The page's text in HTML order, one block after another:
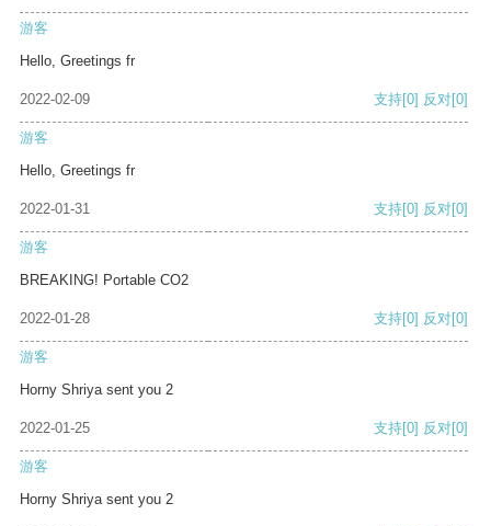
游客
Hello, Greetings fr
2022-02-09 支持[0] 反对[0]
游客
Hello, Greetings fr
2022-01-31 支持[0] 反对[0]
游客
BREAKING! Portable CO2
2022-01-28 支持[0] 反对[0]
游客
Horny Shriya sent you 2
2022-01-25 支持[0] 反对[0]
游客
Horny Shriya sent you 2